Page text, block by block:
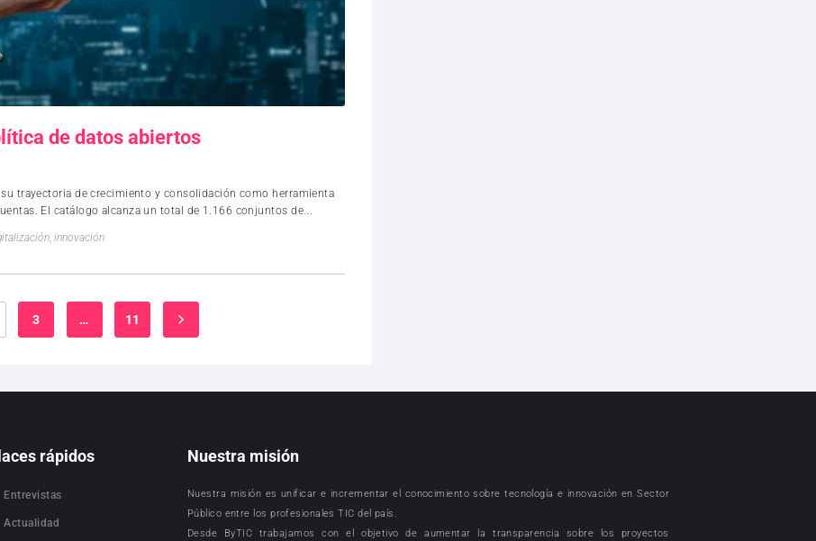
de datos abiertos
trayectoria de crecimiento y consolidación como herramienta
El catálogo alcanza un total de 1.166 conjuntos de...
innovación
3 … 11
rápidos
Entrevistas
Actualidad
Nuestra misión
Nuestra misión es unificar e incrementar el conocimiento sobre tecnología e innovación en Sector
Público entre los profesionales TIC del país.
Desde ByTIC trabajamos con el objetivo de aumentar la transparencia sobre los proyectos